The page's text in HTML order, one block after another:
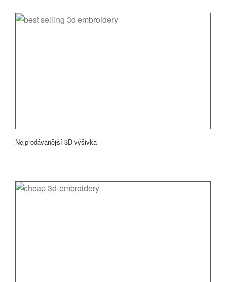
Nejprodávanější 3D výšivka